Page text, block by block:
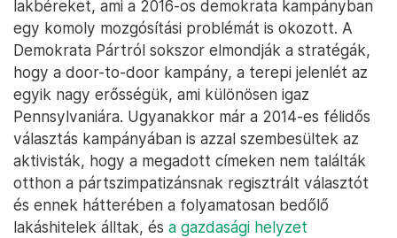
lakbéreket, ami a 2016-os demokrata kampányban
egy komoly mozgósítási problémát is okozott. A
Demokrata Pártról sokszor elmondják a stratégák,
hogy a door-to-door kampány, a terepi jelenlét az
egyik nagy erősségük, ami különösen igaz
Pennsylvaniára. Ugyanakkor már a 2014-es félidős
választás kampányában is azzal szembesültek az
aktivisták, hogy a megadott címeken nem találták
otthon a pártszimpatizánsnak regisztrált választót
és ennek hátterében a folyamatosan bedőlő
lakáshitelek álltak, és a gazdasági helyzet